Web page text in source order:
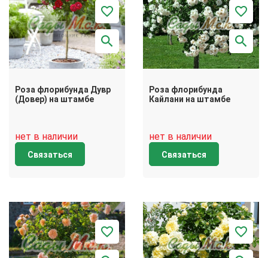
Роза флорибунда Дувр
(Довер) на штамбе
нет в наличии
Связаться
Роза флорибунда
Кайлани на штамбе
нет в наличии
Связаться